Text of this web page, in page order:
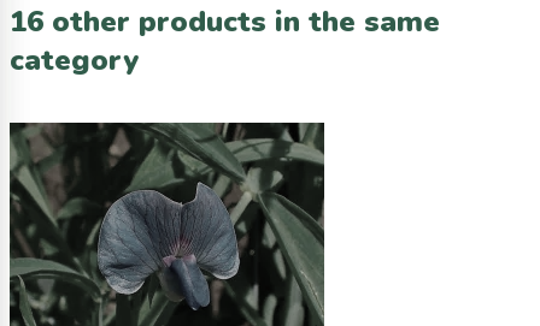
16 other products in the same
category